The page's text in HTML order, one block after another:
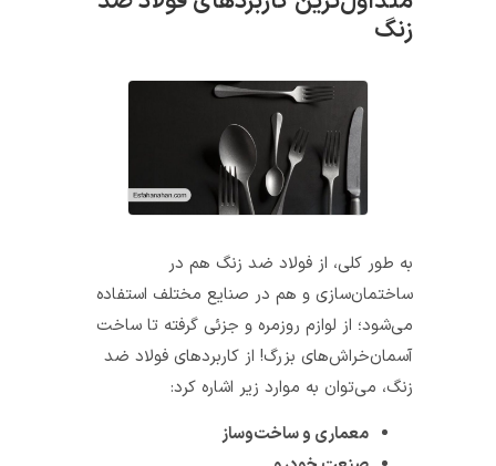
به طور کلی، از فولاد ضد زنگ هم در
ساختمان‌سازی و هم در صنایع مختلف استفاده
می‌شود؛ از لوازم روزمره و جزئی گرفته تا ساخت
آسمان‌خراش‌های بزرگ! از کاربردهای فولاد ضد
زنگ، می‌توان به موارد زیر اشاره کرد:
معماری و ساخت‌وساز